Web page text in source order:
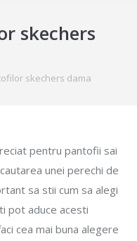
skechers
skechers dama
pentru pantofii sai
unei perechi de
sa stii cum sa alegi
pot aduce acesti
cea mai buna alegere